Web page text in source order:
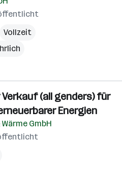
Vollzeit
(all genders) für
Energien
Wärme GmbH